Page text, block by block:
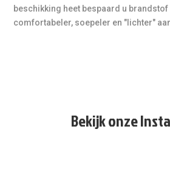
**** Transmissie tuning
Wij adviseren bij extra koppel om de
Is chiptuning veilig voor mijn
beschikking heet bespaard u brandstof
comfortabeler, soepeler en "lichter"
Bekijk onze